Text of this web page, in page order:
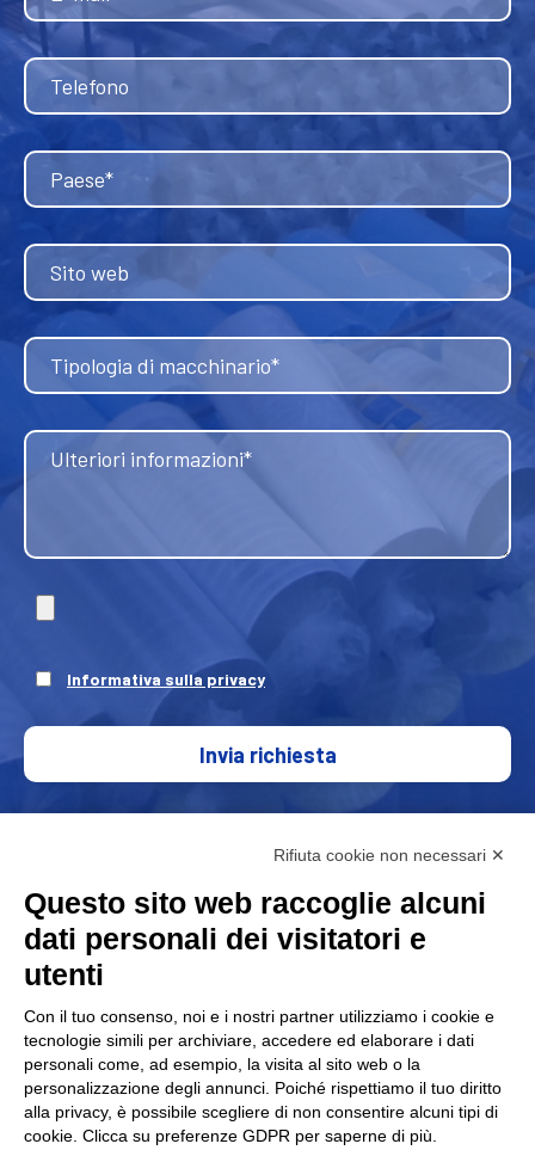
Informativa sulla privacy
Invia richiesta
FAP Srl è associato alla Associazione nazionale costruttori
di
macchine e stampi per materie plastiche e gomma
Amaplast.
Rifiuta cookie non necessari ✕
Questo sito web raccoglie alcuni
dati personali dei visitatori e
utenti
Con il tuo consenso, noi e i nostri partner utilizziamo i cookie e
tecnologie simili per archiviare, accedere ed elaborare i dati
personali come, ad esempio, la visita al sito web o la
personalizzazione degli annunci. Poiché rispettiamo il tuo diritto
alla privacy, è possibile scegliere di non consentire alcuni tipi di
cookie. Clicca su preferenze GDPR per saperne di più.